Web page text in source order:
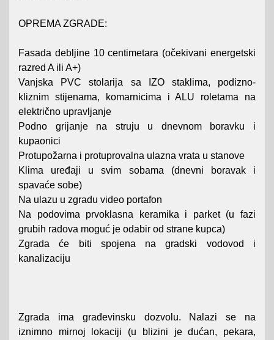
OPREMA ZGRADE:
Fasada debljine 10 centimetara (očekivani energetski
razred A ili A+)
Vanjska PVC stolarija sa IZO staklima, podizno-
kliznim stijenama, komarnicima i ALU roletama na
električno upravljanje
Podno grijanje na struju u dnevnom boravku i
kupaonici
Protupožarna i protuprovalna ulazna vrata u stanove
Klima uređaji u svim sobama (dnevni boravak i
spavaće sobe)
Na ulazu u zgradu video portafon
Na podovima prvoklasna keramika i parket (u fazi
grubih radova moguć je odabir od strane kupca)
Zgrada će biti spojena na gradski vodovod i
kanalizaciju
Zgrada ima građevinsku dozvolu. Nalazi se na
iznimno mirnoj lokaciji (u blizini je dućan, pekara,